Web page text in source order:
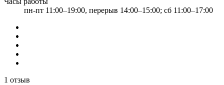
пн-пт 11:00–19:00, перерыв 14:00–15:00; сб 11:00–17:00
1 отзыв